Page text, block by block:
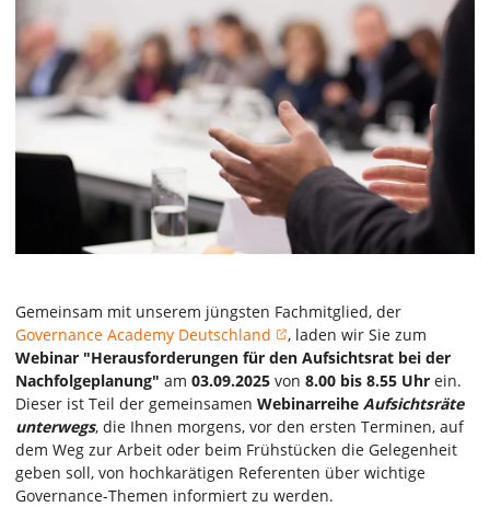
Gemeinsam mit unserem jüngsten Fachmitglied, der
Governance Academy Deutschland
, laden wir Sie zum
Webinar "Herausforderungen für den Aufsichtsrat bei der
Nachfolgeplanung" am 03.09.2025 von 8.00 bis 8.55 Uhr ein.
Dieser ist Teil der gemeinsamen Webinarreihe Aufsichtsräte
unterwegs, die Ihnen morgens, vor den ersten Terminen, auf
dem Weg zur Arbeit oder beim Frühstücken die Gelegenheit
geben soll, von hochkarätigen Referenten über wichtige
Governance-Themen informiert zu werden.